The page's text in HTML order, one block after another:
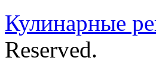
Кулинарные
Reserved.